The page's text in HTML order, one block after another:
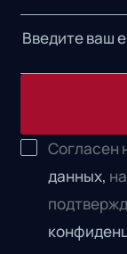
Согласен
данных,